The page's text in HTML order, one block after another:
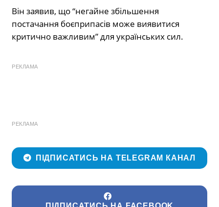
Він заявив, що “негайне збільшення
постачання боєприпасів може виявитися
критично важливим” для українських сил.
РЕКЛАМА
РЕКЛАМА
ПІДПИСАТИСЬ НА TELEGRAM КАНАЛ